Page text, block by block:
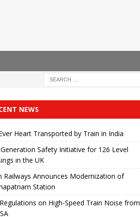
NEWS
Heart Transported by Train in India
Safety Initiative for 126 Level
in the UK
Railways Announces Modernization of
Station
on High-Speed ​​Train Noise from